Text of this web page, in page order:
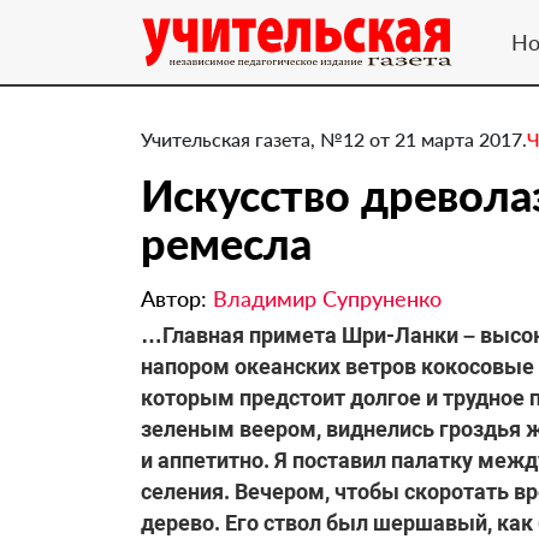
Учительская газета, №12 от 21 марта 2017.
Искусство
ремесла
Автор: Владимир Супруненко
…Главная примета Шри-Ланки –
напором океанских ветров
которым предстоит долгое и трудное
зеленым веером, виднелись
и аппетитно. Я поставил палатку
селения. Вечером, чтобы скоротать
дерево. Его ствол был шершавый,